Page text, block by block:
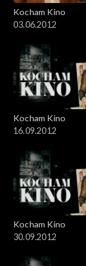
Kocham Kino
03.06.2012
Kocham Kino
16.09.2012
Kocham Kino
30.09.2012